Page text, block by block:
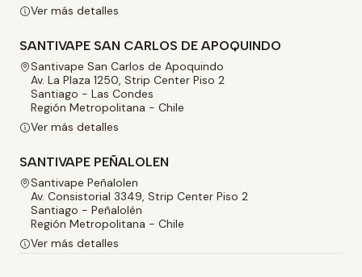
Ver más detalles
SANTIVAPE SAN CARLOS DE APOQUINDO
Santivape San Carlos de Apoquindo
Av. La Plaza 1250, Strip Center Piso 2
Santiago - Las Condes
Región Metropolitana - Chile
Ver más detalles
SANTIVAPE PEÑALOLEN
Santivape Peñalolen
Av. Consistorial 3349, Strip Center Piso 2
Santiago - Peñalolén
Región Metropolitana - Chile
Ver más detalles